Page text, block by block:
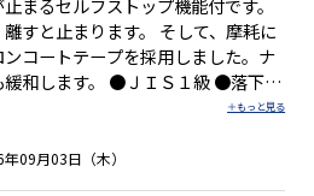
すと止まります。 そして、摩耗に
コートテープを採用しました。ナ
緩和します。 ●ＪＩＳ１級 ●落下防
トを標準装備 ●衝撃吸収プロテクタ
ブソーバー(衝撃吸収材)付 ●４５
正移動爪付 ●ベルトクリップ付
09月03日（木）